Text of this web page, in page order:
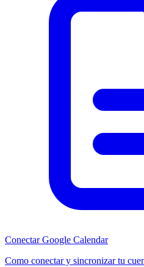
Conectar Google Calendar
Como conectar y sincronizar tu